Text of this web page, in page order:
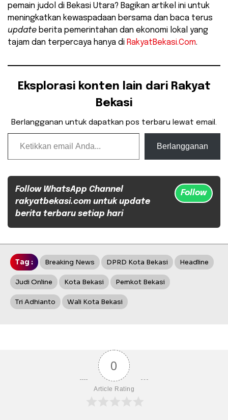
pemain judol di Bekasi Utara? Bagikan artikel ini untuk
meningkatkan kewaspadaan bersama dan baca terus
update berita pemerintahan dan ekonomi lokal yang
tajam dan terpercaya hanya di RakyatBekasi.Com.
Eksplorasi konten lain dari Rakyat
Bekasi
Berlangganan untuk dapatkan pos terbaru lewat email.
Ketikkan email Anda...
Berlangganan
Follow WhatsApp Channel
rakyatbekasi.com untuk update
berita terbaru setiap hari
Follow
Tag : Breaking News DPRD Kota Bekasi Headline
Judi Online Kota Bekasi Pemkot Bekasi
Tri Adhianto Wali Kota Bekasi
0
Article Rating